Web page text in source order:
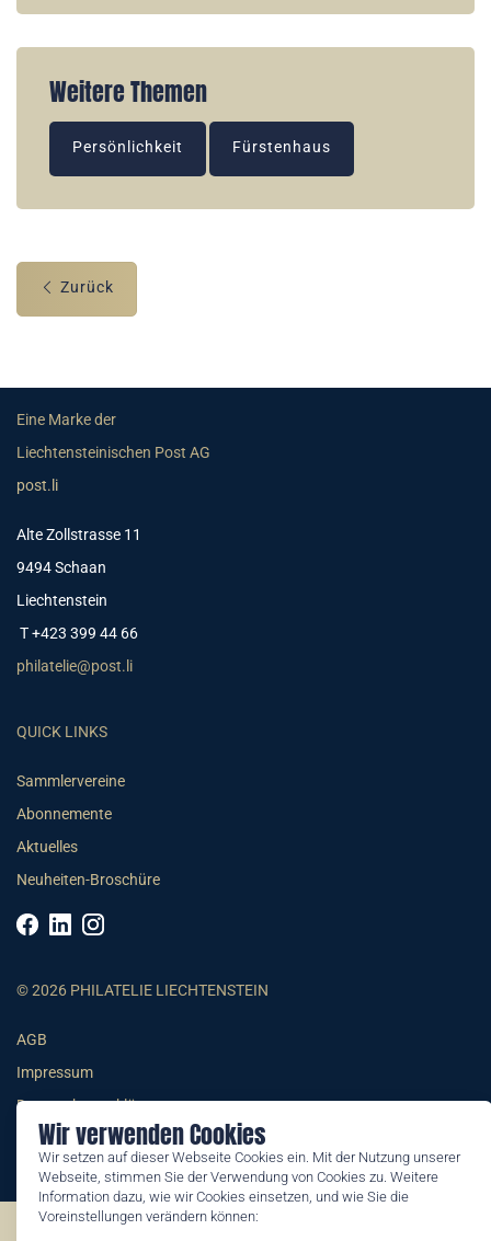
Wir verwenden Cookies
Wir setzen auf dieser Webseite Cookies ein. Mit der Nutzung unserer
Webseite, stimmen Sie der Verwendung von Cookies zu. Weitere
Information dazu, wie wir Cookies einsetzen, und wie Sie die
Voreinstellungen verändern können:
Weitere Themen
Persönlichkeit Fürstenhaus
Zurück
Eine Marke der
Liechtensteinischen Post AG
post.li
Alte Zollstrasse 11
9494 Schaan
Liechtenstein
T +423 399 44 66
philatelie@post.li
QUICK LINKS
Sammlervereine
Abonnemente
Aktuelles
Neuheiten-Broschüre
© 2026 PHILATELIE LIECHTENSTEIN
AGB
Impressum
Datenschutzerklärung